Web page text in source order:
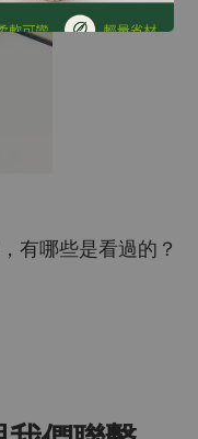
有哪些是看過的？